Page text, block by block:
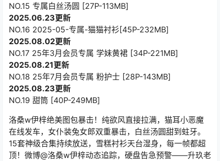
NO.15 专属白丝汤圆 [27P-113MB]
2025.06.23更新
NO.16 2025-05-专属-猫猫衬衫[45P-232MB]
2025.08.02更新
NO.17 25年3月会员专属 学妹黄裙 [34P-221MB]
2025.08.21更新
NO.18 25年7月会员专属 粉护士 [28P-143MB]
2025.08.23更新
NO.19 甜筒 [40P-249MB]
洛桑w伊梓绝美图包暴击！纯欲风直接拉满，猫耳小恶魔
在线发车，女仆装兔女郎双重暴击，白丝汤圆甜到蛀牙。
15套神级合集持续放送，雪糕衬衫天台湿身，每一帧都超
顶！微博@洛桑w伊梓动态追踪，硬盘告急预警——升玖老